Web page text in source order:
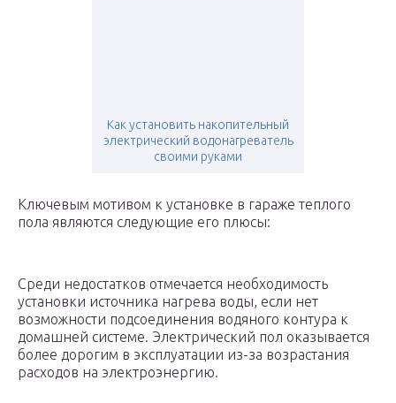
Как установить накопительный
электрический водонагреватель
своими руками
Ключевым мотивом к установке в гараже теплого
пола являются следующие его плюсы:
Среди недостатков отмечается необходимость
установки источника нагрева воды, если нет
возможности подсоединения водяного контура к
домашней системе. Электрический пол оказывается
более дорогим в эксплуатации из-за возрастания
расходов на электроэнергию.